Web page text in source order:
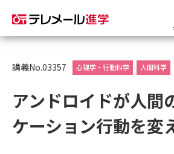
資料請求
大学・短大の資料種類から請求
講義No.03357 心理学・行動科学 人間科学
アンドロイドが人間
ケーション行動を変